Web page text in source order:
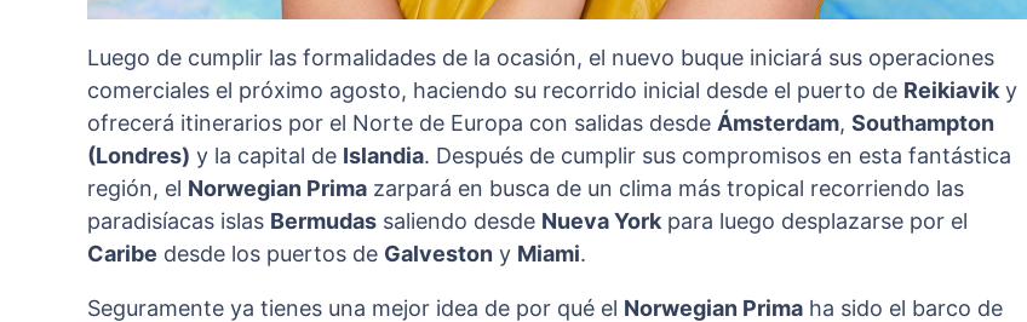
Luego de cumplir las formalidades de la ocasión, el nuevo buque iniciará sus operaciones
comerciales el próximo agosto, haciendo su recorrido inicial desde el puerto de Reikiavik y
ofrecerá itinerarios por el Norte de Europa con salidas desde Ámsterdam, Southampton
(Londres) y la capital de Islandia. Después de cumplir sus compromisos en esta fantástica
región, el Norwegian Prima zarpará en busca de un clima más tropical recorriendo las
paradisíacas islas Bermudas saliendo desde Nueva York para luego desplazarse por el
Caribe desde los puertos de Galveston y Miami.
Seguramente ya tienes una mejor idea de por qué el Norwegian Prima ha sido el barco de